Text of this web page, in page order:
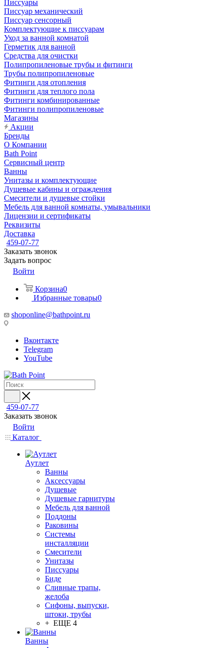
Писсуары
Писсуар механический
Писсуар сенсорный
Комплектующие к писсуарам
Уход за ванной комнатой
Герметик для ванной
Средства для очистки
Полипропиленовые трубы и фитинги
Трубы полипропиленовые
Фитинги для отопления
Фитинги для теплого пола
Фитинги комбинированные
Фитинги полипропиленовые
Магазины
Акции
Бренды
О Компании
Bath Point
Сервисный центр
Ванны
Унитазы и комплектующие
Душевые кабины и ограждения
Смесители и душевые стойки
Мебель для ванной комнаты, умывальники
Лицензии и сертификаты
Реквизиты
Доставка
459-07-77
Заказать звонок
Задать вопрос
Войти
Корзина0
Избранные товары0
shoponline@bathpoint.ru
Вконтакте
Telegram
YouTube
459-07-77
Заказать звонок
Войти
Каталог
Аутлет
Ванны
Аксессуары
Душевые
Душевые гарнитуры
Мебель для ванной
Поддоны
Раковины
Системы
инсталляции
Смесители
Унитазы
Писсуары
Биде
Сливные трапы,
желоба
Сифоны, выпуски,
штоки, трубы
+ ЕЩЕ 4
Ванны